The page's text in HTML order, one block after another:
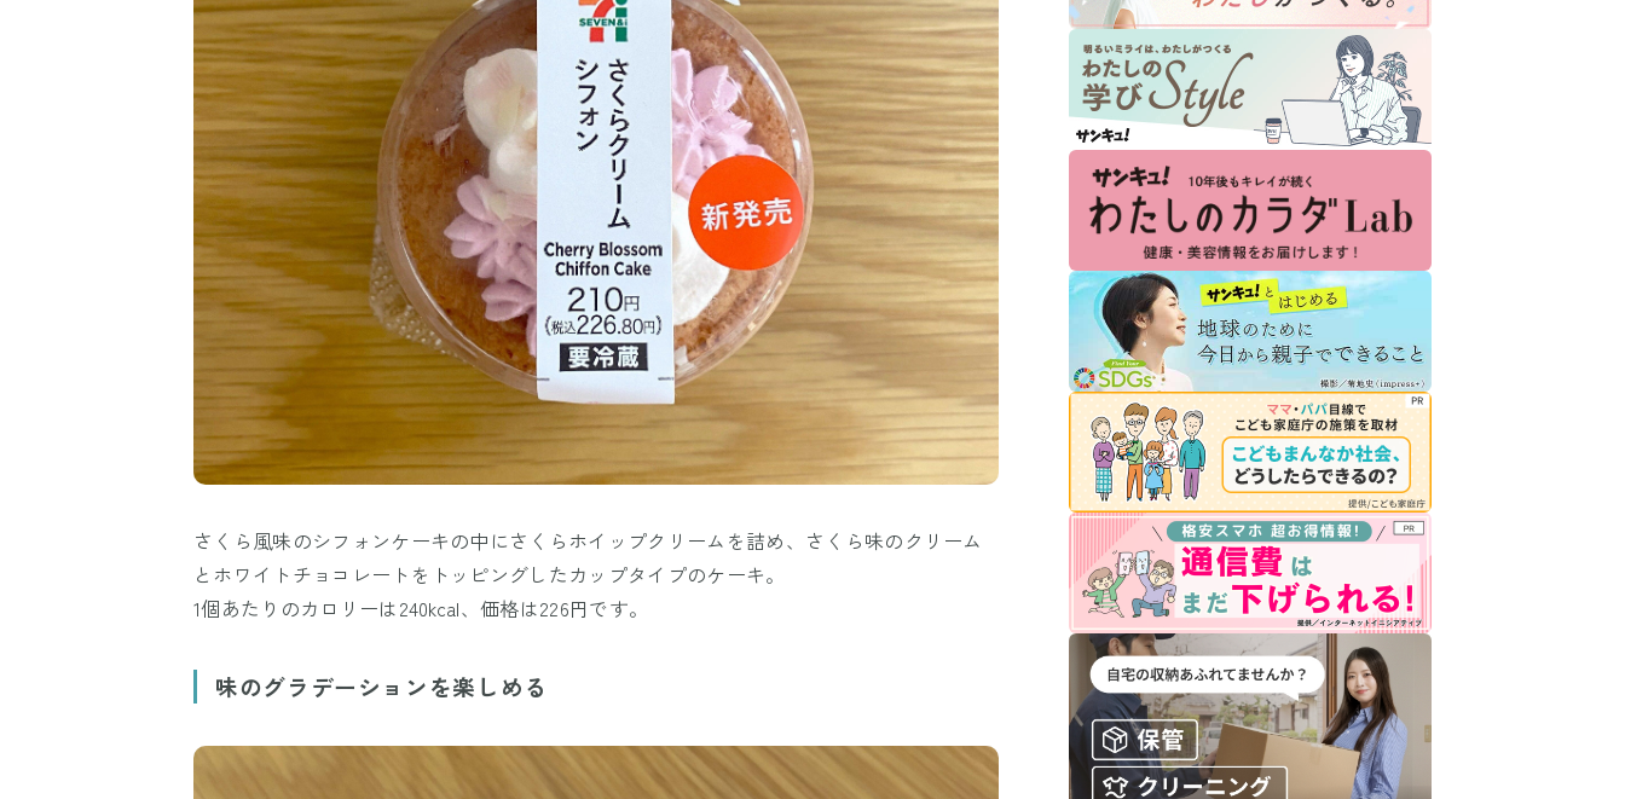
さくら風味のシフォンケーキの中にさくらホイップクリームを詰め、さくら味のクリーム
とホワイトチョコレートをトッピングしたカップタイプのケーキ。
1個あたりのカロリーは240kcal、価格は226円です。
味のグラデーションを楽しめる